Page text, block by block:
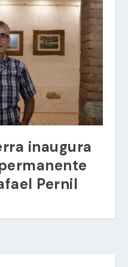
inaugura
Pernil